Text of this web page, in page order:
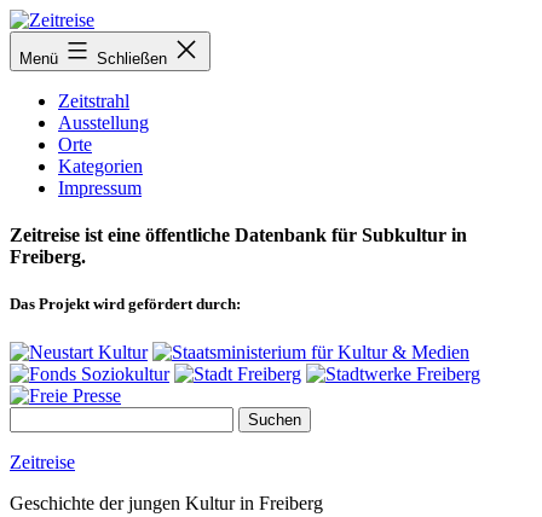
Zum
Inhalt
springen
Menü Schließen
Zeitstrahl
Ausstellung
Orte
Kategorien
Impressum
Zeitreise ist eine öffentliche Datenbank für Subkultur in
Freiberg.
Das Projekt wird gefördert durch:
Zeitreise
Geschichte der jungen Kultur in Freiberg